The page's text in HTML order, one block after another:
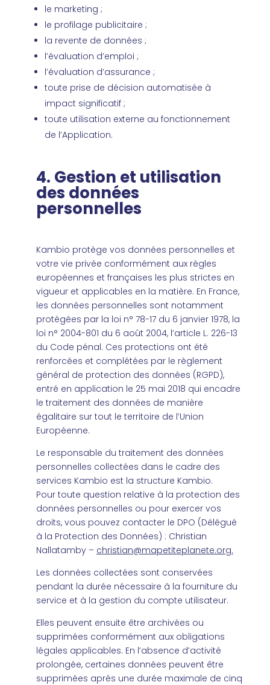
le marketing ;
le profilage publicitaire ;
la revente de données ;
l’évaluation d’emploi ;
l’évaluation d’assurance ;
toute prise de décision automatisée à
impact significatif ;
toute utilisation externe au fonctionnement
de l’Application.
4. Gestion et utilisation
des données
personnelles
Kambio protège vos données personnelles et
votre vie privée conformément aux règles
européennes et françaises les plus strictes en
vigueur et applicables en la matière. En France,
les données personnelles sont notamment
protégées par la loi n° 78-17 du 6 janvier 1978, la
loi n° 2004-801 du 6 août 2004, l’article L. 226-13
du Code pénal. Ces protections ont été
renforcées et complétées par le règlement
général de protection des données (RGPD),
entré en application le 25 mai 2018 qui encadre
le traitement des données de manière
égalitaire sur tout le territoire de l’Union
Européenne.
Le responsable du traitement des données
personnelles collectées dans le cadre des
services Kambio est la structure Kambio.
Pour toute question relative à la protection des
données personnelles ou pour exercer vos
droits, vous pouvez contacter le DPO (Délégué
à la Protection des Données) : Christian
Nallatamby – christian@mapetiteplanete.org.
Les données collectées sont conservées
pendant la durée nécessaire à la fourniture du
service et à la gestion du compte utilisateur.
Elles peuvent ensuite être archivées ou
supprimées conformément aux obligations
légales applicables. En l’absence d’activité
prolongée, certaines données peuvent être
supprimées après une durée maximale de cinq